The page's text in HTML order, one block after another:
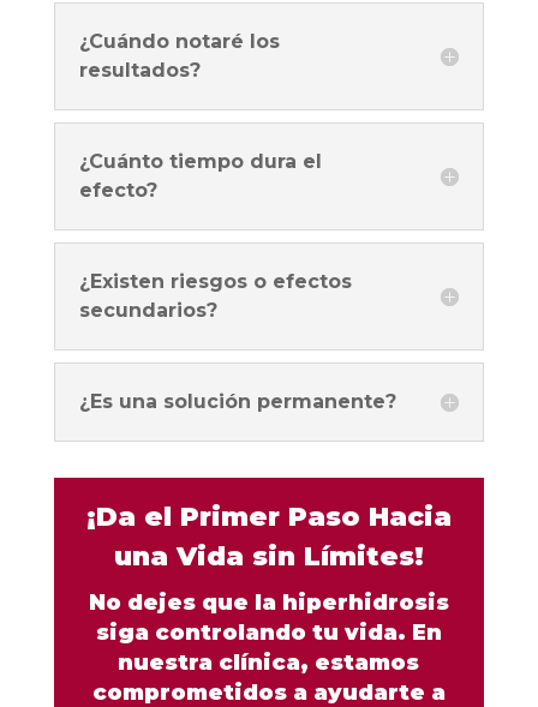
¿Cuándo notaré los
resultados?
¿Cuánto tiempo dura el
efecto?
¿Existen riesgos o efectos
secundarios?
¿Es una solución permanente?
¡Da el Primer Paso Hacia
una Vida sin Límites!
No dejes que la hiperhidrosis
siga controlando tu vida. En
nuestra clínica, estamos
comprometidos a ayudarte a